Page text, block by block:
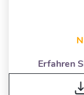
Erfahren